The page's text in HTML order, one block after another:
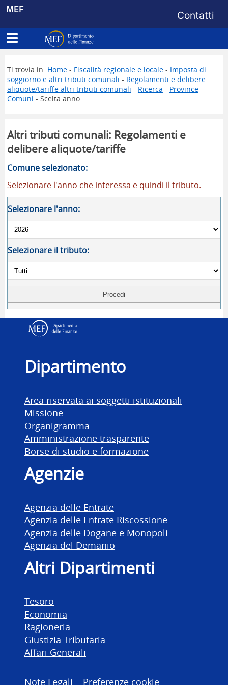
MEF Menu di
Contatti
Apri menu principale
Dipartimento delle Finanze
Ti trovia in: Home- Fiscalità regionale e locale- Imposta di
soggiorno e altri tributi comunali - Regolamenti e delibere
aliquote/tariffe altri tributi comunali - Ricerca - Province-
Comuni - Scelta anno
Altri tributi comunali: Regolamenti e
delibere aliquote/tariffe
Comune selezionato:
Selezionare l'anno che interessa e quindi il tributo.
Selezionare l'anno:
Selezionare il tributo:
Dipartimento delle
Dipartimento
Area riservata ai soggetti istituzionali
Missione
Organigramma
Amministrazione trasparente
Borse di studio e formazione
Agenzie
Agenzia delle Entrate
Agenzia delle Entrate Riscossione
Agenzia delle Dogane e Monopoli
Agenzia del Demanio
Altri Dipartimenti
Tesoro
Economia
Ragioneria
Giustizia Tributaria
Affari Generali
Note Legali Preferenze cookie